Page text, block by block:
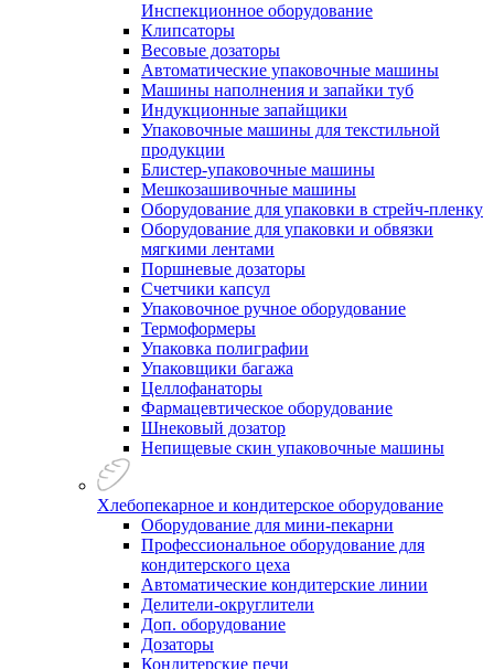
Инспекционное оборудование
Клипсаторы
Весовые дозаторы
Автоматические упаковочные машины
Машины наполнения и запайки туб
Индукционные запайщики
Упаковочные машины для текстильной
продукции
Блистер-упаковочные машины
Мешкозашивочные машины
Оборудование для упаковки в стрейч-пленку
Оборудование для упаковки и обвязки
мягкими лентами
Поршневые дозаторы
Счетчики капсул
Упаковочное ручное оборудование
Термоформеры
Упаковка полиграфии
Упаковщики багажа
Целлофанаторы
Фармацевтическое оборудование
Шнековый дозатор
Непищевые скин упаковочные машины
Хлебопекарное и кондитерское оборудование
Оборудование для мини-пекарни
Профессиональное оборудование для
кондитерского цеха
Автоматические кондитерские линии
Делители-округлители
Доп. оборудование
Дозаторы
Кондитерские печи